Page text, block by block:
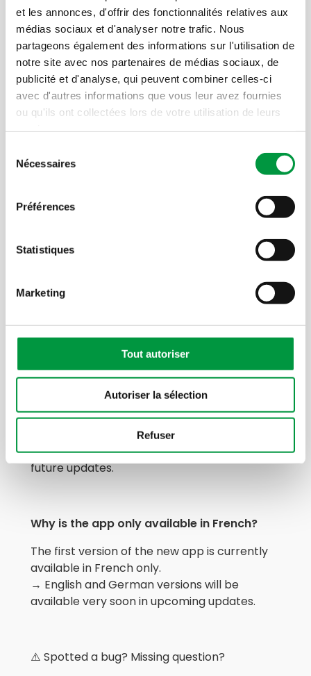
et les annonces, d'offrir des fonctionnalités relatives aux
médias sociaux et d'analyser notre trafic. Nous
partageons également des informations sur l'utilisation de
notre site avec nos partenaires de médias sociaux, de
publicité et d'analyse, qui peuvent combiner celles-ci
avec d'autres informations que vous leur avez fournies
ou qu'ils ont collectées lors de votre utilisation de leurs
Nécessaires
Préférences
Statistiques
Marketing
Tout autoriser
Autoriser la sélection
Refuser
manually in the app.
My points balance shows "0". Is that
normal?
No worries: your loyalty card is active and
functional you can continue collecting points.
Your correct points balance will be restored
tomorrow after an automatic data
→ No action is needed on your end.
New feature: Points are now automatically
without the need of reaching a minimum
threshold, by collecting 500 points first).
My shopping list has disappeared. Why?
This first version of the app doesn’t transfer
shopping lists from the previous version.
What should you do? → Recreate your lists
manually. → They will then be saved for
future updates.
Why is the app only available in French?
The first version of the new app is currently
available in French only.
→ English and German versions will be
available very soon in upcoming updates.
⚠️ Spotted a bug? Missing question?